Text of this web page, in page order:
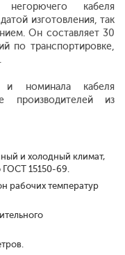
кабеля
изготовления, так
Он составляет 30
по транспортировке,
номинала кабеля
производителей из
и холодный климат,
ГОСТ 15150-69.
рабочих температур